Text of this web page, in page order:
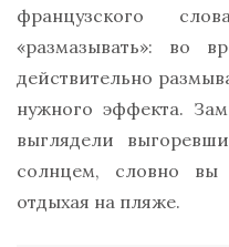
французского
«размазывать»: во
действительно
нужного эффекта.
выглядели
солнцем, словно вы
отдыхая на пляже.